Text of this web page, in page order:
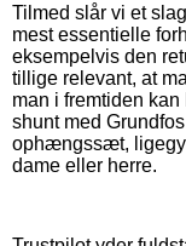
Tilmed slår vi et
mest essentielle
eksempelvis den
tillige relevant, at
man i fremtiden
shunt med
ophængssæt,
dame eller herre.